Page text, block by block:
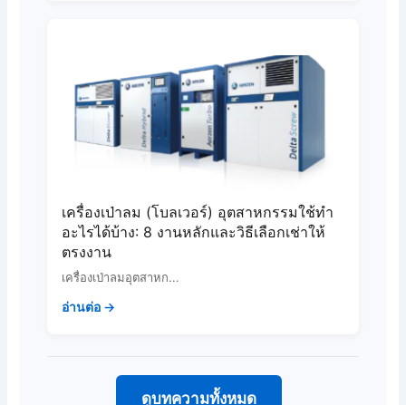
เครื่องเป่าลม (โบลเวอร์) อุตสาหกรรมใช้ทำ
อะไรได้บ้าง: 8 งานหลักและวิธีเลือกเช่าให้
ตรงงาน
เครื่องเป่าลมอุตสาหก...
อ่านต่อ →
ดูบทความทั้งหมด